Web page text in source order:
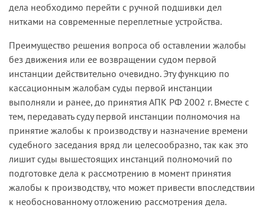
дела необходимо перейти с ручной подшивки дел
нитками на современные переплетные устройства.
Преимущество решения вопроса об оставлении жалобы
без движения или ее возвращении судом первой
инстанции действительно очевидно. Эту функцию по
кассационным жалобам суды первой инстанции
выполняли и ранее, до принятия АПК РФ 2002 г. Вместе с
тем, передавать суду первой инстанции полномочия на
принятие жалобы к производству и назначение времени
судебного заседания вряд ли целесообразно, так как это
лишит суды вышестоящих инстанций полномочий по
подготовке дела к рассмотрению в момент принятия
жалобы к производству, что может привести впоследствии
к необоснованному отложению рассмотрения дела.